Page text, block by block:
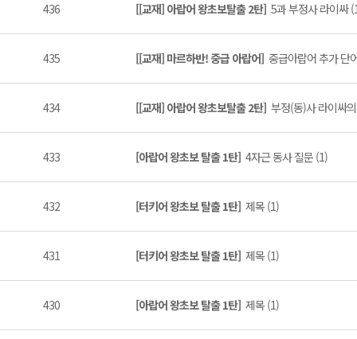
436 [[교재] 아랍어 왕초보탈출 2탄] 5과 부정사 라이싸
435 [[교재] 마르하반! 중급 아랍어] 중급아랍어 추가 단
434 [[교재] 아랍어 왕초보탈출 2탄] 부정(동)사 라이싸
433 [아랍어 왕초보 탈출 1탄] 4자근 동사 질문 (1)
432 [터키어 왕초보 탈출 1탄] 제목 (1)
431 [터키어 왕초보 탈출 1탄] 제목 (1)
430 [아랍어 왕초보 탈출 1탄] 제목 (1)